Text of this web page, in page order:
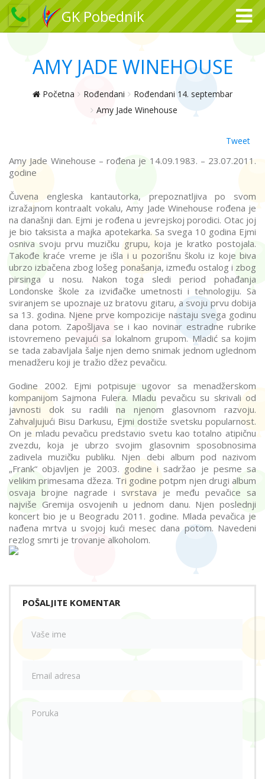
GK Pobednik
AMY JADE WINEHOUSE
Početna Rođendani
Rođendani 14. septembar
Amy Jade Winehouse
Tweet
Amy Jade Winehouse – rođena je 14.09.1983. – 23.07.2011.
godine
Čuvena engleska kantautorka, prepoznatljiva po svom
izražajnom kontraalt vokalu, Amy Jade Winehouse rođena je
na današnji dan. Ejmi je rođena u jevrejskoj porodici. Otac joj
je bio taksista a majka apotekarka. Sa svega 10 godina Ejmi
osniva svoju prvu muzičku grupu, koja je kratko postojala.
Takođe kraće vreme je išla i u pozorišnu školu iz koje biva
ubrzo izbačena zbog lošeg ponašanja, između ostalog i zbog
pirsinga u nosu. Nakon toga sledi period pohađanja
Londonske škole za izviđačke umetnosti i tehnologiju. Sa
sviranjem se upoznaje uz bratovu gitaru, a svoju prvu dobija
sa 13. godina. Njene prve kompozicije nastaju svega godinu
dana potom. Zapošljava se i kao novinar estradne rubrike
istovremeno pevajući sa lokalnom grupom. Mladić sa kojim
se tada zabavljala šalje njen demo snimak jednom uglednom
menadžeru koji je tražio džez pevačicu.
Godine 2002. Ejmi potpisuje ugovor sa menadžerskom
kompanijom Sajmona Fulera. Mladu pevačicu su skrivali od
javnosti dok su radili na njenom glasovnom razvoju.
Zahvaljujući Bisu Darkusu, Ejmi dostiže svetsku popularnost.
On je mladu pevačicu predstavio svetu kao totalno atipičnu
zvezdu, koja je ubrzo svojim glasovnim sposobnosima
zadivela muzičku publiku. Njen debi album pod nazivom
„Frank“ objavljen je 2003. godine i sadržao je pesme sa
velikim primesama džeza. Tri godine potpm njen drugi album
osvaja brojne nagrade i svrstava je među pevačice sa
najviše Gremija osvojenih u jednom danu. Njen poslednji
koncert bio je u Beogradu 2011. godine. Mlada pevačica je
nađena mrtva u svojoj kući mesec dana potom. Navedeni
rezlog smrti je trovanje alkoholom.
POŠALJITE KOMENTAR